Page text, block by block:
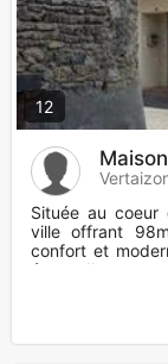
12
Située au
ville offrant
confort et
étage d'